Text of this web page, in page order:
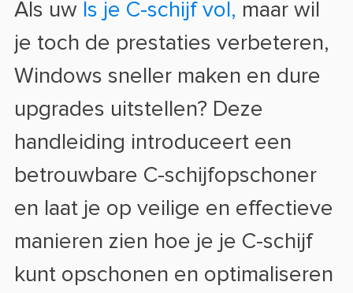
Als uw Is je C-schijf vol, maar wil
je toch de prestaties verbeteren,
Windows sneller maken en dure
upgrades uitstellen? Deze
handleiding introduceert een
betrouwbare C-schijfopschoner
en laat je op veilige en effectieve
manieren zien hoe je je C-schijf
kunt opschonen en optimaliseren